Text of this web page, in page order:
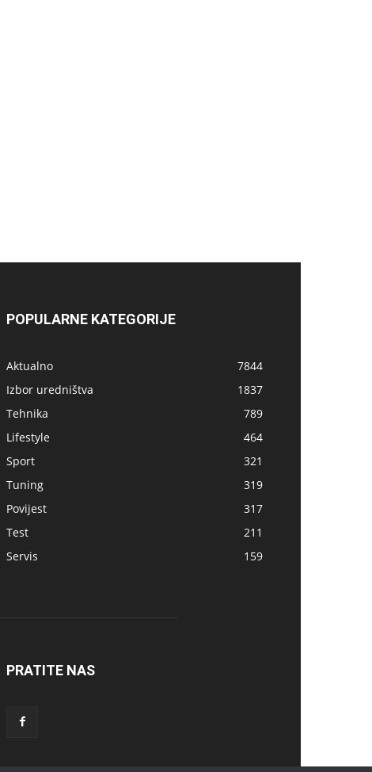
POPULARNE KATEGORIJE
Aktualno
7844
Izbor uredništva
1837
Tehnika
789
Lifestyle
464
Sport
321
Tuning
319
Povijest
317
Test
211
Servis
159
PRATITE NAS